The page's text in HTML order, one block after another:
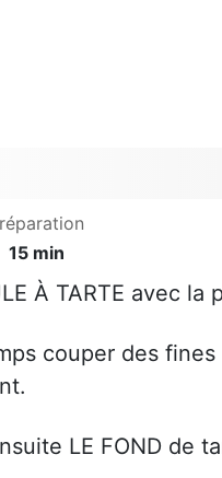
15 min
À TARTE avec
couper des
LE FOND de